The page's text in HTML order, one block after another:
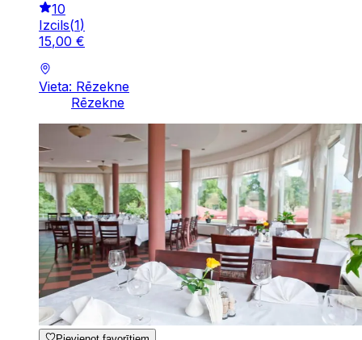
10
Izcils(1)
15,00 €
Vieta: Rēzekne
Rēzekne